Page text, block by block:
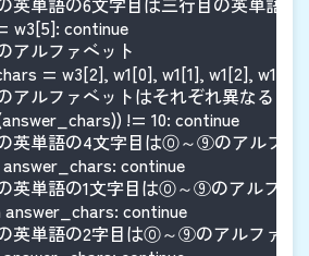
!= w3[5]: continue
のアルファベット
= w3[2], w1[0], w1[1], w1[2],
⑨のアルファベットはそれぞれ異なる
!= 10: continue
目の英単語の4文字目は⓪～⑨のアルフ
in answer_chars: continue
目の英単語の1文字目は⓪～⑨のアルフ
in answer_chars: continue
目の英単語の2字目は⓪～⑨のアルファ